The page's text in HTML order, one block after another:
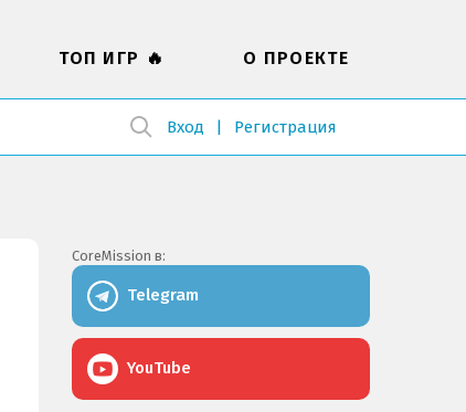
Вход Регистрация
ТОП ИГР 🔥 О ПРОЕКТЕ
CoreMission в:
Telegram
YouTube